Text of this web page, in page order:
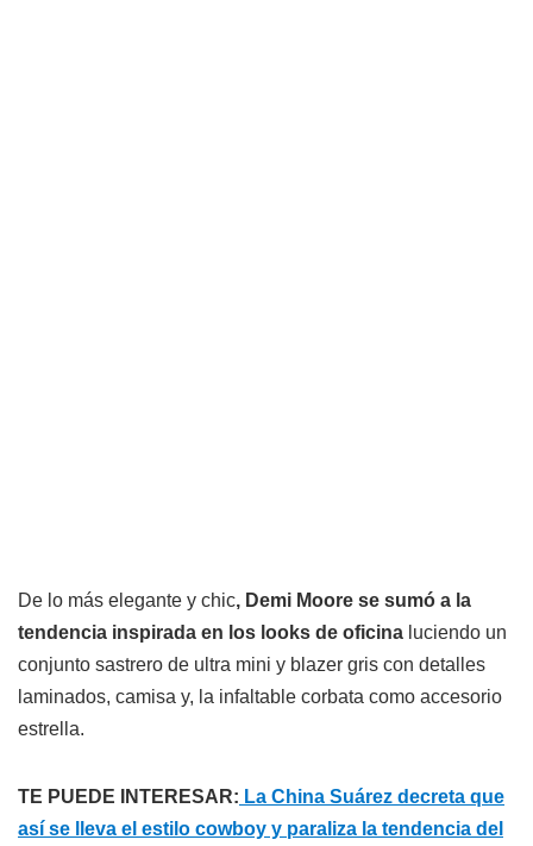
De lo más elegante y chic, Demi Moore se sumó a la
tendencia inspirada en los looks de oficina luciendo un
conjunto sastrero de ultra mini y blazer gris con detalles
laminados, camisa y, la infaltable corbata como accesorio
estrella.
TE PUEDE INTERESAR: La China Suárez decreta que
así se lleva el estilo cowboy y paraliza la tendencia del